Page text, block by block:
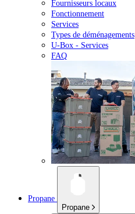
Fournisseurs locaux
Fonctionnement
Services
Types de déménagements
U-Box - Services
FAQ
Propane
Propane